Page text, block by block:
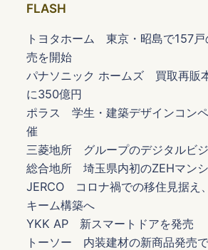
FLASH
トヨタホーム 東京・昭島で157戸
売を開始
パナソニック ホームズ 買取再販
に350億円
ポラス 学生・建築デザインコン
催
三菱地所 グループのデジタルビ
総合地所 埼玉県内初のZEHマン
JERCO コロナ禍での移住見据え
キーム構築へ
YKK AP 新スマートドアを発売
トーソー 内装建材の新商品発売